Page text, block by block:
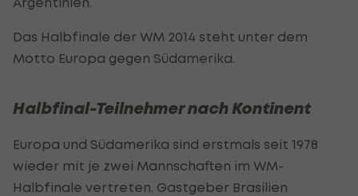
Das Halbfinale der WM 2014 steht unter dem
Motto Europa gegen Südamerika.
Halbfinal-Teilnehmer nach Kontinent
Europa und Südamerika sind erstmals seit 1978
wieder mit je zwei Mannschaften im WM-
Halbfinale vertreten. Gastgeber Brasilien